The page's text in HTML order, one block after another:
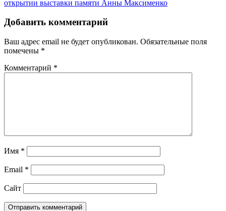
открытии выставки памяти Анны Максименко
Добавить комментарий
Ваш адрес email не будет опубликован. Обязательные поля
помечены *
Комментарий *
Имя *
Email *
Сайт